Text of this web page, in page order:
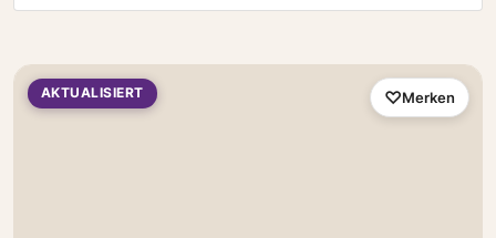
AKTUALISIERT Merken